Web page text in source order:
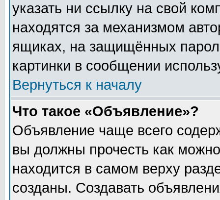
указать ни ссылку на свой
находятся за механизмом
ящиках, на защищённых
картинки в сообщении
Вернуться к началу
Что такое «Объявление»?
Объявление чаще всего
вы должны прочесть как
находится в самом верху
созданы. Создавать